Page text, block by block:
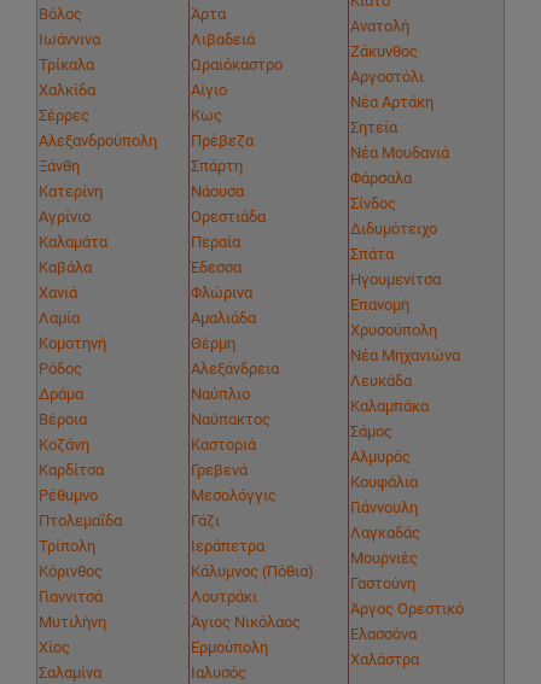
Βόλος
Ιωάννινα
Τρίκαλα
Χαλκίδα
Σέρρες
Αλεξανδρούπολη
Ξάνθη
Κατερίνη
Αγρίνιο
Καλαμάτα
Καβάλα
Χανιά
Λαμία
Κομοτηνή
Ρόδος
Δράμα
Βέροια
Κοζάνη
Καρδίτσα
Ρέθυμνο
Πτολεμαΐδα
Τρίπολη
Κόρινθος
Γιαννιτσά
Μυτιλήνη
Χίος
Σαλαμίνα
Άρτα
Λιβαδειά
Ωραιόκαστρο
Αίγιο
Κως
Πρέβεζα
Σπάρτη
Νάουσα
Ορεστιάδα
Περαία
Έδεσσα
Φλώρινα
Αμαλιάδα
Θέρμη
Αλεξάνδρεια
Ναύπλιο
Ναύπακτος
Καστοριά
Γρεβενά
Μεσολόγγις
Γάζι
Ιεράπετρα
Κάλυμνος (Πόθια)
Λουτράκι
Άγιος Νικόλαος
Ερμούπολη
Ιαλυσός
Ανατολή
Ζάκυνθος
Αργοστόλι
Νέα Αρτάκη
Σητεία
Νέα Μουδανιά
Φάρσαλα
Σίνδος
Διδυμότειχο
Σπάτα
Ηγουμενίτσα
Επανομή
Χρυσούπολη
Νέα Μηχανιώνα
Λευκάδα
Καλαμπάκα
Σάμος
Αλμυρός
Κουφάλια
Γιάννουλη
Λαγκαδάς
Μουρνιές
Γαστούνη
Άργος Ορεστικό
Ελασσόνα
Χαλάστρα